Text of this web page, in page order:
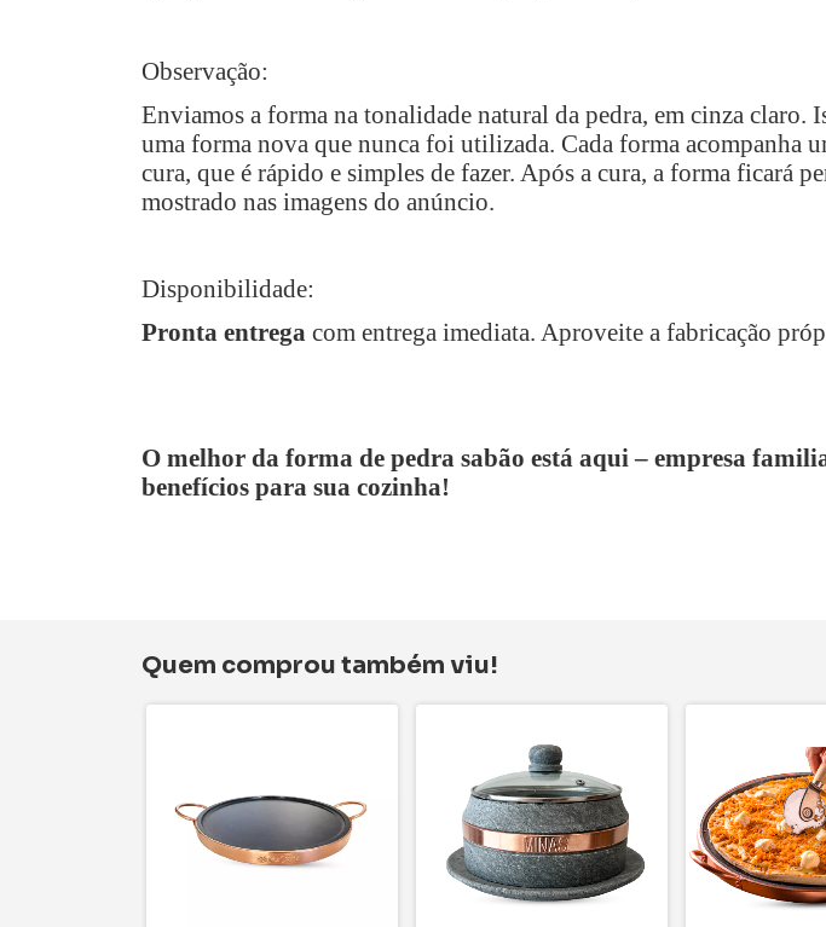
Observação:
Enviamos a forma na tonalidade natural da pedra, em cinza claro.
uma forma nova que nunca foi utilizada. Cada forma acompanha
cura, que é rápido e simples de fazer. Após a cura, a forma ficará
mostrado nas imagens do anúncio.
Disponibilidade:
Pronta entrega com entrega imediata. Aproveite a fabricação
O melhor da forma de pedra sabão está aqui – empresa
benefícios para sua cozinha!
Quem comprou também viu!